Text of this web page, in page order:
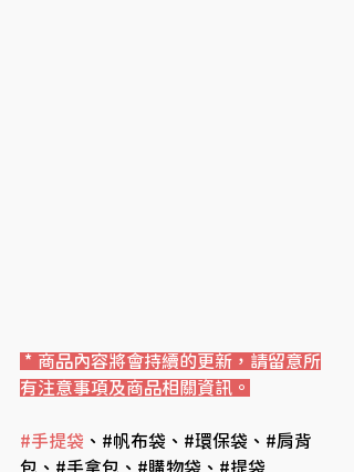
有注意事項及商品相關資訊。
#手提袋 、#帆布袋、#環保袋、#肩背
包、#手拿包、#購物袋、#提袋